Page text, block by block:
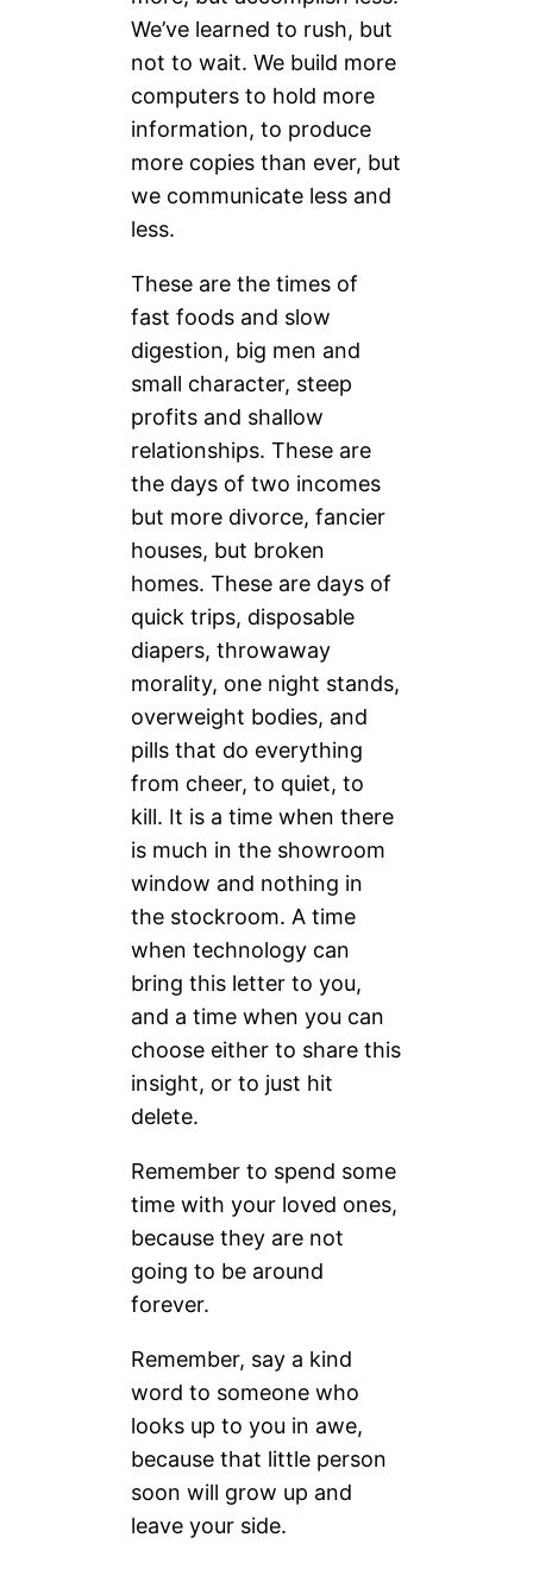
We’ve learned to rush, but
not to wait. We build more
computers to hold more
information, to produce
more copies than ever, but
we communicate less and
less.
These are the times of
fast foods and slow
digestion, big men and
small character, steep
profits and shallow
relationships. These are
the days of two incomes
but more divorce, fancier
houses, but broken
homes. These are days of
quick trips, disposable
diapers, throwaway
morality, one night stands,
overweight bodies, and
pills that do everything
from cheer, to quiet, to
kill. It is a time when there
is much in the showroom
window and nothing in
the stockroom. A time
when technology can
bring this letter to you,
and a time when you can
choose either to share this
insight, or to just hit
delete.
Remember to spend some
time with your loved ones,
because they are not
going to be around
forever.
Remember, say a kind
word to someone who
looks up to you in awe,
because that little person
soon will grow up and
leave your side.